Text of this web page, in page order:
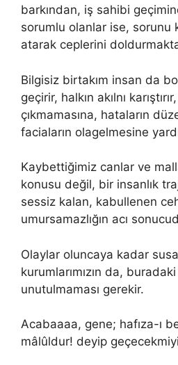
barkından, iş sahibi
sorumlu olanlar ise, sorunu
atarak ceplerini
Bilgisiz birtakım insan da
geçirir, halkın akılnı
çıkmamasına, hataların
faciaların olagelmesine
Kaybettiğimiz canlar ve
konusu değil, bir insanlık
sessiz kalan, kabullenen
umursamazlığın acı
Olaylar oluncaya kadar
kurumlarımızın da, buradaki
unutulmaması gerekir.
Acabaaaa, gene; hafıza-ı
mâlûldur! deyip